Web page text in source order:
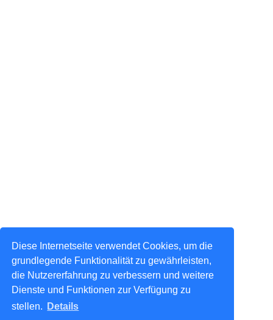
Diese Internetseite verwendet Cookies, um die
grundlegende Funktionalität zu gewährleisten,
die Nutzererfahrung zu verbessern und weitere
Dienste und Funktionen zur Verfügung zu
stellen.
Details